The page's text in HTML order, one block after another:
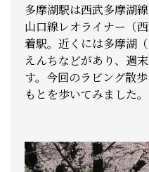
多摩湖駅は西武多摩湖
山口線レオライナー（
着駅。近くには多摩湖
えんちなどがあり、週
す。今回のラビング散
もとを歩いてみました。